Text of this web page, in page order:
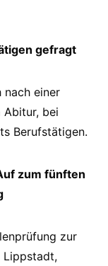
gefragt
nach einer
bei
Berufstätigen.
zum fünften
zur
Lippstadt,